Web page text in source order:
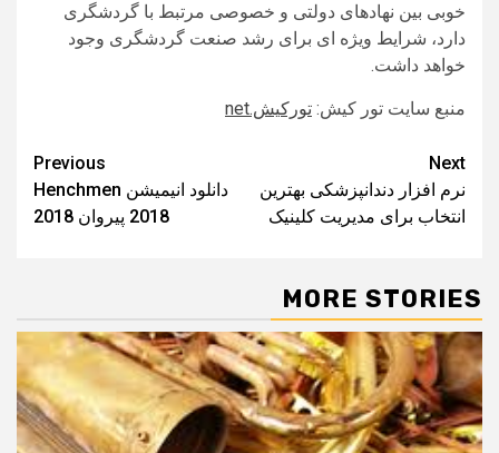
خوبی بین نهادهای دولتی و خصوصی مرتبط با گردشگری
دارد، شرایط ویژه ای برای رشد صنعت گردشگری وجود
خواهد داشت.
منبع سایت تور کیش: تورکيش.net
Post
navigation
Previous
دانلود انیمیشن Henchmen
2018 پیروان 2018
Next
نرم افزار دندانپزشکی بهترین
انتخاب برای مدیریت کلینیک
MORE STORIES